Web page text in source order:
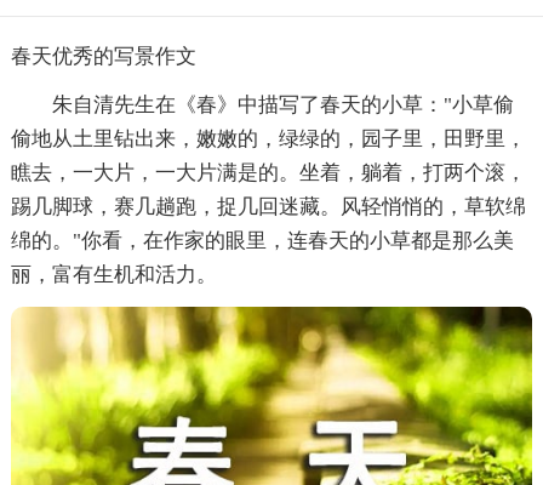
春天优秀的写景作文
朱自清先生在《春》中描写了春天的小草："小草偷
偷地从土里钻出来，嫩嫩的，绿绿的，园子里，田野里，
瞧去，一大片，一大片满是的。坐着，躺着，打两个滚，
踢几脚球，赛几趟跑，捉几回迷藏。风轻悄悄的，草软绵
绵的。"你看，在作家的眼里，连春天的小草都是那么美
丽，富有生机和活力。